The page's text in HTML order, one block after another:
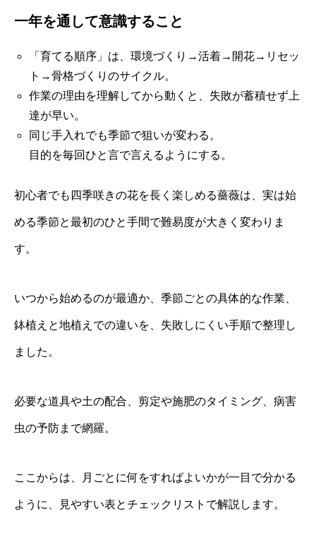
一年を通して意識すること
「育てる順序」は、環境づくり→活着→開花→リセッ
ト→骨格づくりのサイクル。
作業の理由を理解してから動くと、失敗が蓄積せず上
達が早い。
同じ手入れでも季節で狙いが変わる。
目的を毎回ひと言で言えるようにする。
初心者でも四季咲きの花を長く楽しめる薔薇は、実は始
める季節と最初のひと手間で難易度が大きく変わりま
す。
いつから始めるのが最適か、季節ごとの具体的な作業、
鉢植えと地植えでの違いを、失敗しにくい手順で整理し
ました。
必要な道具や土の配合、剪定や施肥のタイミング、病害
虫の予防まで網羅。
ここからは、月ごとに何をすればよいかが一目で分かる
ように、見やすい表とチェックリストで解説します。